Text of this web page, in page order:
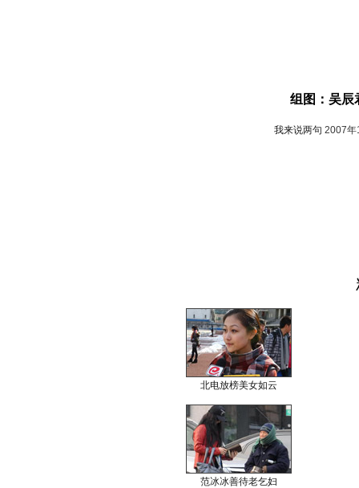
组图：吴辰
我来说两句 2007年
北电放榜美女如云
范冰冰善待老乞妇